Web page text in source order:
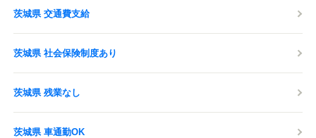
茨城県 交通費支給
茨城県 社会保険制度あり
茨城県 残業なし
茨城県 車通勤OK